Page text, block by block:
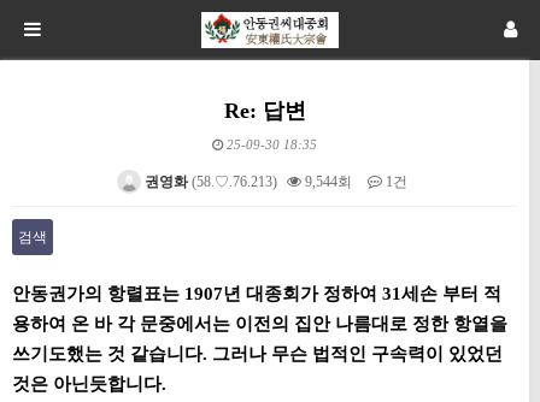
Re: 답변
25-09-30 18:35
권영화(58.♡.76.213) 9,544회 1건
검색
안동권가의 항렬표는 1907년 대종회가 정하여 31세손 부터 적
용하여 온 바 각 문중에서는 이전의 집안 나름대로 정한 항열을
쓰기도했는 것 같습니다. 그러나 무슨 법적인 구속력이 있었던
것은 아닌듯합니다.